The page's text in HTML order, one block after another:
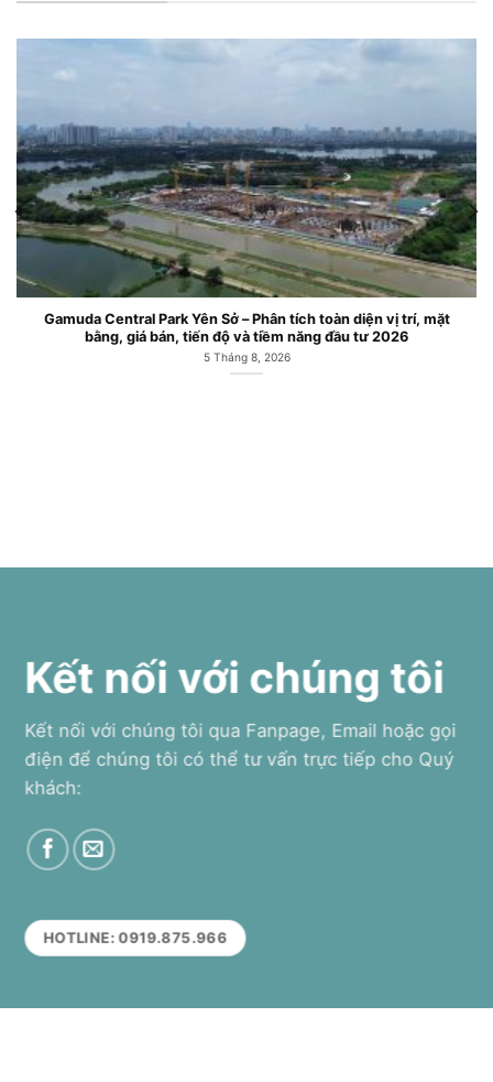
Phân tích toàn diện vị trí, mặt
tiềm năng đầu tư 2026
Căn hộ chung cư Gamuda
Kết nối với chúng tôi
Kết nối với chúng tôi qua Fanpage, Email hoặc gọi
điện để chúng tôi có thể tư vấn trực tiếp cho Quý
khách:
HOTLINE: 0919.875.966